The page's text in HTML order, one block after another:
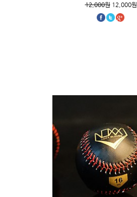
12,000원12,000원